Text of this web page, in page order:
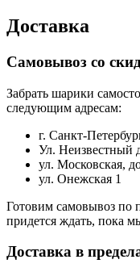
Доставка
Самовывоз со
Забрать шарики
следующим адресам:
г. Санкт-
Ул. Неизвестный
ул. Московская,
ул. Онежская 1
Готовим самовывоз по
придется ждать, пока
Доставка в